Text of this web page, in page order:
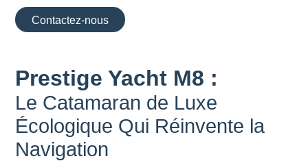
Contactez-nous
Prestige Yacht M8 :
Le Catamaran de Luxe
Écologique Qui Réinvente la
Navigation